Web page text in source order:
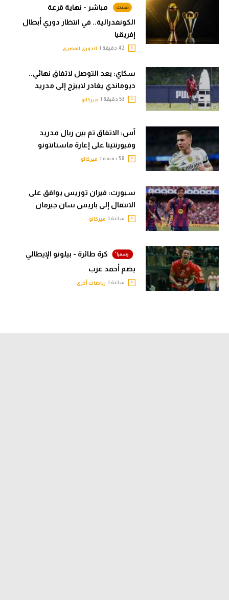
مباشر - نهاية قرعة
الكونفدرالية.. في انتظار دوري أبطال
إفريقيا
الدوري المصري
سكاي: بعد التوصل لاتفاق نهائي..
ديوماندي يغادر لايبزج إلى مدريد
ميركاتو
آس: الاتفاق تم بين ريال مدريد
وفيورنتينا على إعارة ماستانتونو
ميركاتو
سبورت: فيران توريس يوافق على
الانتقال إلى باريس سان جيرمان
ساعة | ميركاتو
كرة طائرة - بيلونو الإيطالي
يضم أحمد عزب
ساعة | رياضات أخرى